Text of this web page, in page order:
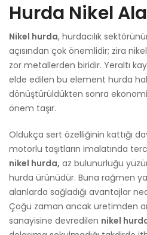
Hurda Nikel
Nikel hurda, hurdacılık
açısından çok önemlidir; zira
zor metallerden biridir. Yeraltı
elde edilen bu element hurda
dönüştürüldükten sonra
önem taşır.
Oldukça sert özelliğinin kattığı
motorlu taşıtların imalatında
nikel hurda, az bulunurluğu
hurda ürünüdür. Buna rağmen
alanlarda sağladığı avantajlar
Çoğu zaman ancak üretimden
sanayisine devredilen nikel